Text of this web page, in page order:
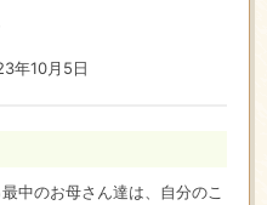
年10月5日
中のお母さん達は、自分のこ